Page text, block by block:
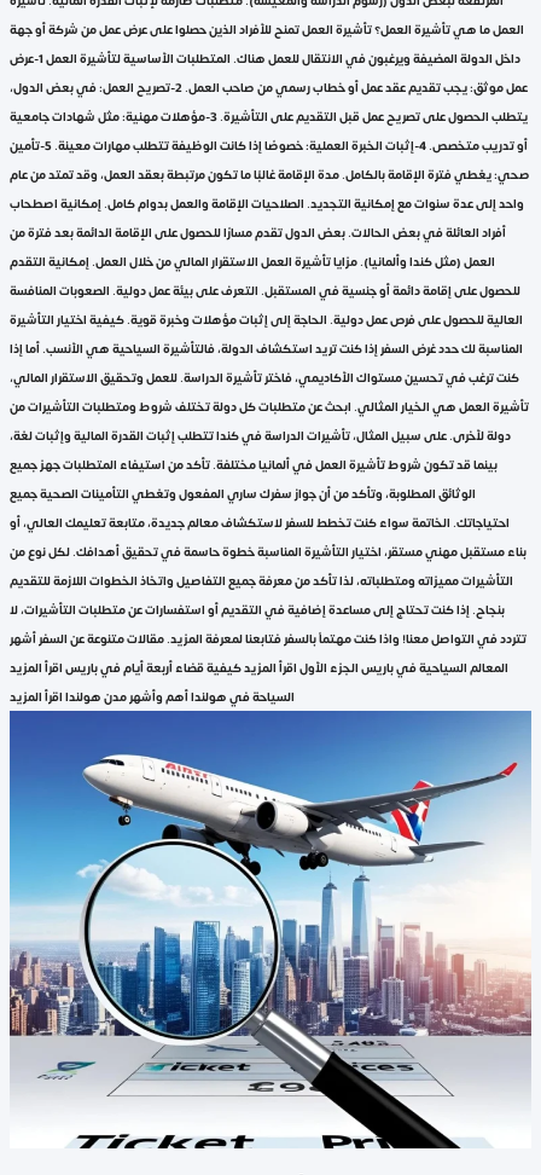
العمل ما هي تأشيرة العمل؟ تأشيرة العمل تمنح للأفراد الذين حصلوا على عرض عمل من شركة أو جهة
داخل الدولة المضيفة ويرغبون في الانتقال للعمل هناك. المتطلبات الأساسية لتأشيرة العمل 1-عرض
عمل موثق: يجب تقديم عقد عمل أو خطاب رسمي من صاحب العمل. 2-تصريح العمل: في بعض الدول،
يتطلب الحصول على تصريح عمل قبل التقديم على التأشيرة. 3-مؤهلات مهنية: مثل شهادات جامعية
أو تدريب متخصص. 4-إثبات الخبرة العملية: خصوصًا إذا كانت الوظيفة تتطلب مهارات معينة. 5-تأمين
صحي: يغطي فترة الإقامة بالكامل. مدة الإقامة غالبًا ما تكون مرتبطة بعقد العمل، وقد تمتد من عام
واحد إلى عدة سنوات مع إمكانية التجديد. الصلاحيات الإقامة والعمل بدوام كامل. إمكانية اصطحاب
أفراد العائلة في بعض الحالات. بعض الدول تقدم مسارًا للحصول على الإقامة الدائمة بعد فترة من
العمل (مثل كندا وألمانيا). مزايا تأشيرة العمل الاستقرار المالي من خلال العمل. إمكانية التقدم
للحصول على إقامة دائمة أو جنسية في المستقبل. التعرف على بيئة عمل دولية. الصعوبات المنافسة
العالية للحصول على فرص عمل دولية. الحاجة إلى إثبات مؤهلات وخبرة قوية. كيفية اختيار التأشيرة
المناسبة لك حدد غرض السفر إذا كنت تريد استكشاف الدولة، فالتأشيرة السياحية هي الأنسب. أما إذا
كنت ترغب في تحسين مستواك الأكاديمي، فاختر تأشيرة الدراسة. للعمل وتحقيق الاستقرار المالي،
تأشيرة العمل هي الخيار المثالي. ابحث عن متطلبات كل دولة تختلف شروط ومتطلبات التأشيرات من
دولة لأخرى. على سبيل المثال، تأشيرات الدراسة في كندا تتطلب إثبات القدرة المالية وإثبات لغة،
بينما قد تكون شروط تأشيرة العمل في ألمانيا مختلفة. تأكد من استيفاء المتطلبات جهز جميع
الوثائق المطلوبة، وتأكد من أن جواز سفرك ساري المفعول وتغطي التأمينات الصحية جميع
احتياجاتك. الخاتمة سواء كنت تخطط للسفر لاستكشاف معالم جديدة، متابعة تعليمك العالي، أو
بناء مستقبل مهني مستقر، اختيار التأشيرة المناسبة خطوة حاسمة في تحقيق أهدافك. لكل نوع من
التأشيرات مميزاته ومتطلباته، لذا تأكد من معرفة جميع التفاصيل واتخاذ الخطوات اللازمة للتقديم
بنجاح. إذا كنت تحتاج إلى مساعدة إضافية في التقديم أو استفسارات عن متطلبات التأشيرات، لا
تتردد في التواصل معنا! واذا كنت مهتماً بالسفر فتابعنا لمعرفة المزيد. مقالات متنوعة عن السفر أشهر
المعالم السياحية في باريس الجزء الأول اقرأ المزيد كيفية قضاء أربعة أيام في باريس اقرأ المزيد
السياحة في هولندا أهم وأشهر مدن هولندا اقرأ المزيد